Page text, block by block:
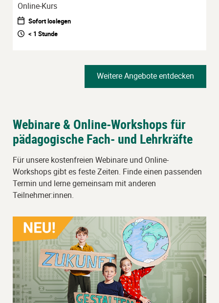
Online-Kurs
Sofort loslegen
< 1 Stunde
Weitere Angebote entdecken
Webinare & Online-Workshops für
pädagogische Fach- und Lehrkräfte
Für unsere kostenfreien Webinare und Online-
Workshops gibt es feste Zeiten. Finde einen passenden
Termin und lerne gemeinsam mit anderen
Teilnehmer:innen.